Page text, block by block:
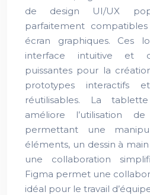
de design UI/UX
parfaitement
écran graphiques. Ces
interface intuitive et
puissantes pour la
prototypes interactifs
réutilisables. La
améliore l’utilisation
permettant une
éléments, un dessin à
une collaboration
Figma permet une
idéal pour le travail